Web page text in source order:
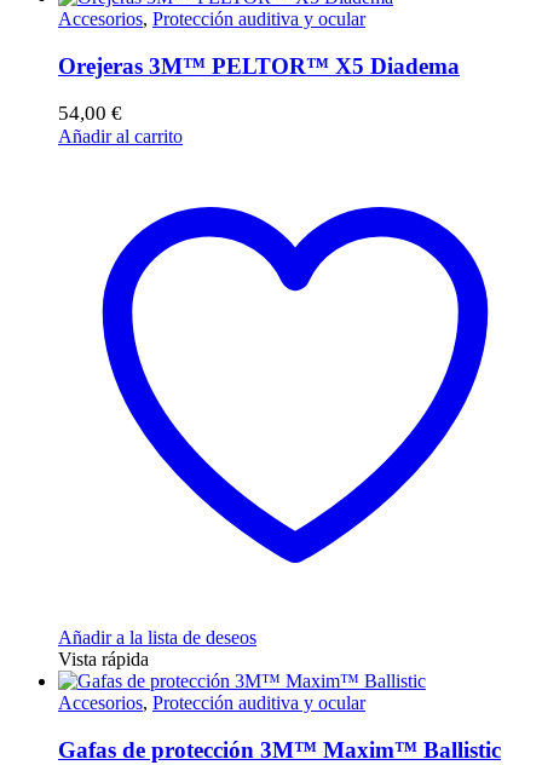
Accesorios, Protección auditiva y ocular
Orejeras 3M™ PELTOR™ X5 Diadema
54,00 €
Añadir al carrito
Añadir a la lista de deseos
Vista rápida
Accesorios, Protección auditiva y ocular
Gafas de protección 3M™ Maxim™ Ballistic